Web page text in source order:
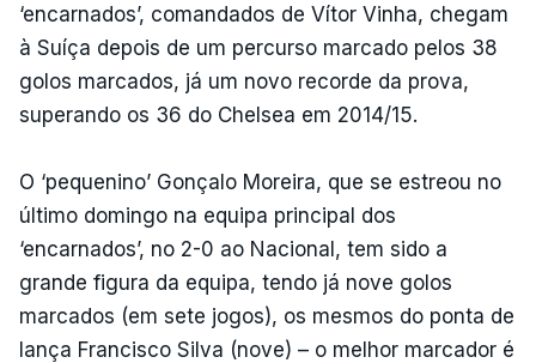
‘encarnados’, comandados de Vítor Vinha, chegam
à Suíça depois de um percurso marcado pelos 38
golos marcados, já um novo recorde da prova,
superando os 36 do Chelsea em 2014/15.
O ‘pequenino’ Gonçalo Moreira, que se estreou no
último domingo na equipa principal dos
‘encarnados’, no 2-0 ao Nacional, tem sido a
grande figura da equipa, tendo já nove golos
marcados (em sete jogos), os mesmos do ponta de
lança Francisco Silva (nove) – o melhor marcador é